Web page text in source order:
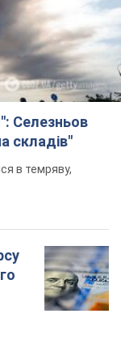
в темряву,
років